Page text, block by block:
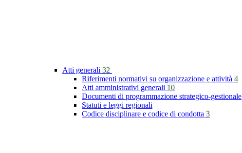
Atti generali 32
Riferimenti normativi su organizzazione e attività 4
Atti amministrativi generali 10
Documenti di programmazione strategico-gestionale
Statuti e leggi regionali
Codice disciplinare e codice di condotta 3